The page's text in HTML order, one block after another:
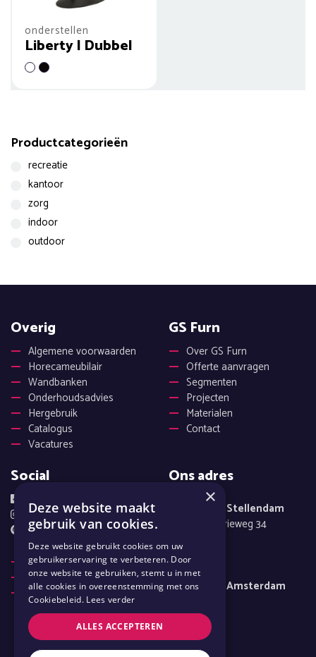
onderstellen
Liberty | Dubbel
Productcategorieën
recreatie
kantoor
zorg
indoor
outdoor
GS Furn
Over GS Furn
Offerte aanvragen
Segmenten
Projecten
Materialen
Contact
Overig
Algemene voorwaarden
Horecameubilair
Wandbanken
Onderhoudsadvies
Hergebruik
Catalogus
Vacatures
Ons adres
Showroom Stellendam
Delta-Industrieweg 34
Stellendam
Showroom Amsterdam
1551 NB
Westzaan
Social
Facebook
Instagram
Pinterest
Disclaimer
Cookiebeleid
Privacyverklaring
×
Deze website maakt
gebruik van cookies.
Deze website gebruikt cookies om uw
gebruikerservaring te verbeteren. Door
onze website te gebruiken, stemt u in met
alle cookies in overeenstemming met ons
Cookiebeleid. Lees verder
ALLES ACCEPTEREN